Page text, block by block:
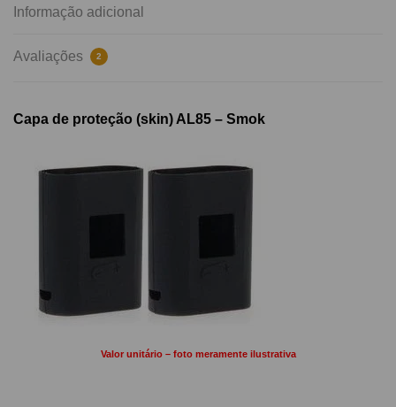
Informação adicional
Avaliações 2
Capa de proteção (skin) AL85 – Smok
Valor unitário – foto meramente ilustrativa